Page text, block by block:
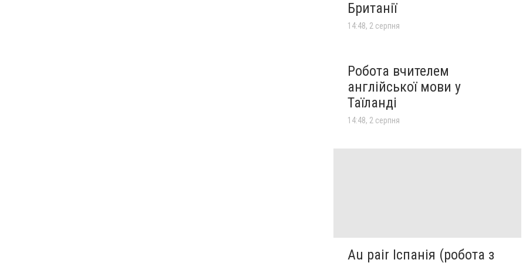
Британії
14:48, 2 серпня
Робота вчителем
англійської мови у
Таїланді
14:48, 2 серпня
Au pair Іспанія (робота з